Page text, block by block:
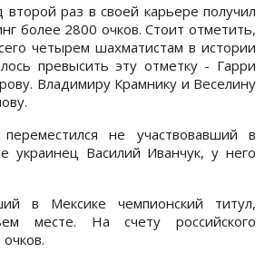
второй раз в своей карьере получил
более 2800 очков. Стоит отметить,
четырем шахматистам в истории
превысить эту отметку - Гарри
Владимиру Крамнику и Веселину
не участвовавший в
украинец Василий Иванчук, у него
в Мексике чемпионский титул,
месте. На счету российского